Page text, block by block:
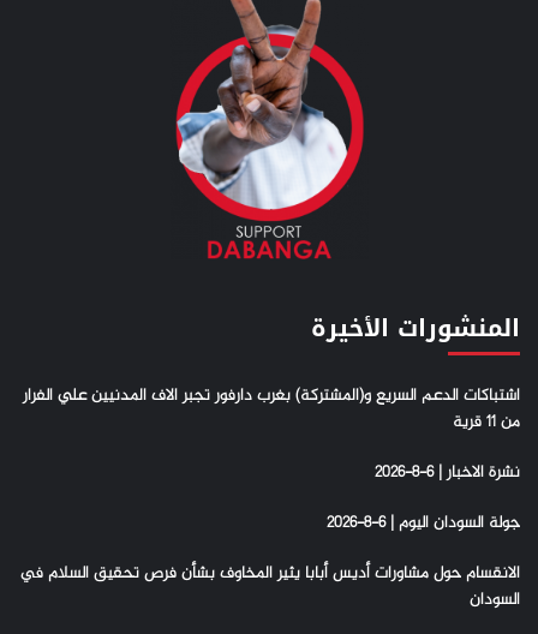
المنشورات الأخيرة
اشتباكات الدعم السريع و(المشتركة) بغرب دارفور تجبر الاف المدنيين علي الفرار
من 11 قرية
نشرة الاخبار | 6-8-2026
جولة السودان اليوم | 6-8-2026
الانقسام حول مشاورات أديس أبابا يثير المخاوف بشأن فرص تحقيق السلام في
السودان